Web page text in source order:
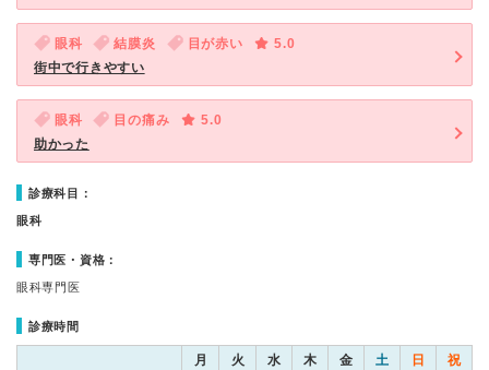
眼科 結膜炎 目が赤い
5.0
街中で行きやすい
眼科 目の痛み
5.0
助かった
診療科目：
眼科
専門医・資格：
眼科専門医
診療時間
月 火 水 木 金 土 日 祝